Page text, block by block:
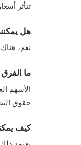
تتأثر
هل
نعم،
ما
الأسهم
حقوق
كيف